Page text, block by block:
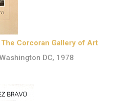
Corcoran Gallery of Art
DC, 1978